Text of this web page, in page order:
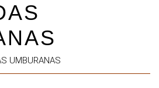
UMBURANAS